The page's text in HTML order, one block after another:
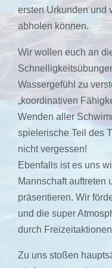
ersten Urkunden und
abholen können.
Wir wollen euch an
Wassergefühl zu
„koordinativen
Wenden aller
spielerische Teil des
nicht vergessen!
Ebenfalls ist es uns
Mannschaft auftreten
präsentieren. Wir
und die super
durch
Zu uns stoßen